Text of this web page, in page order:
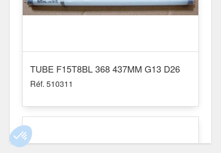
TUBE F15T8BL 368 437MM G13 D26
Réf. 510311